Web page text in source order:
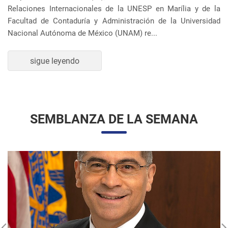
SEMBLANZA DE LA SEMANA